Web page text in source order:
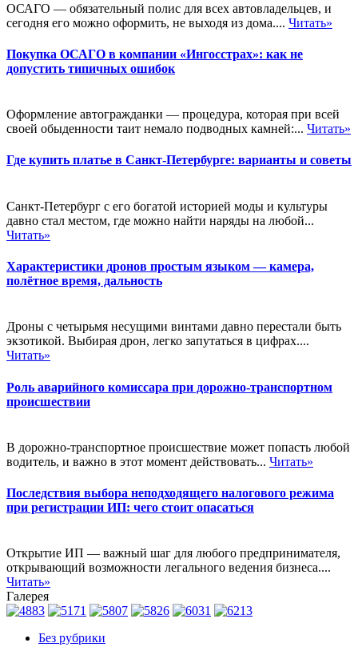
ОСАГО — обязательный полис для всех автовладельцев, и
сегодня его можно оформить, не выходя из дома.... Читать»
Покупка ОСАГО в компании «Ингосстрах»: как не
допустить типичных ошибок
Оформление автогражданки — процедура, которая при всей
своей обыденности таит немало подводных камней:... Читать»
Где купить платье в Санкт-Петербурге: варианты и советы
Санкт-Петербург с его богатой историей моды и культуры
давно стал местом, где можно найти наряды на любой...
Читать»
Характеристики дронов простым языком — камера,
полётное время, дальность
Дроны с четырьмя несущими винтами давно перестали быть
экзотикой. Выбирая дрон, легко запутаться в цифрах....
Читать»
Роль аварийного комиссара при дорожно-транспортном
происшествии
В дорожно-транспортное происшествие может попасть любой
водитель, и важно в этот момент действовать... Читать»
Последствия выбора неподходящего налогового режима
при регистрации ИП: чего стоит опасаться
Открытие ИП — важный шаг для любого предпринимателя,
открывающий возможности легального ведения бизнеса....
Читать»
Галерея
Без рубрики